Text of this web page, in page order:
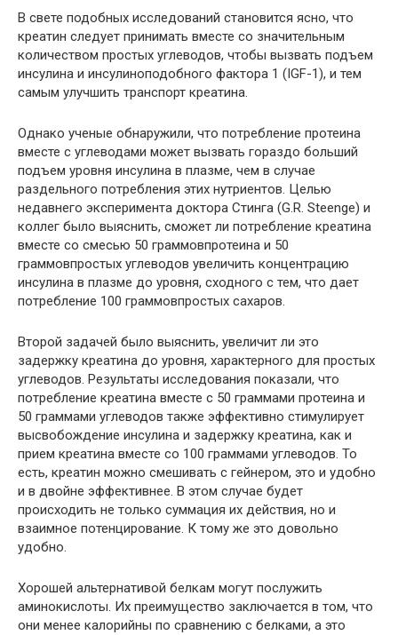
В свете подобных исследований становится ясно, что
креатин следует принимать вместе со значительным
количеством простых углеводов, чтобы вызвать подъем
инсулина и инсулиноподобного фактора 1 (IGF-1), и тем
самым улучшить транспорт креатина.
Однако ученые обнаружили, что потребление протеина
вместе с углеводами может вызвать гораздо больший
подъем уровня инсулина в плазме, чем в случае
раздельного потребления этих нутриентов. Целью
недавнего эксперимента доктора Стинга (G.R. Steenge) и
коллег было выяснить, сможет ли потребление креатина
вместе со смесью 50 граммовпротеина и 50
граммовпростых углеводов увеличить концентрацию
инсулина в плазме до уровня, сходного с тем, что дает
потребление 100 граммовпростых сахаров.
Второй задачей было выяснить, увеличит ли это
задержку креатина до уровня, характерного для простых
углеводов. Результаты исследования показали, что
потребление креатина вместе с 50 граммами протеина и
50 граммами углеводов также эффективно стимулирует
высвобождение инсулина и задержку креатина, как и
прием креатина вместе со 100 граммами углеводов. То
есть, креатин можно смешивать с гейнером, это и удобно
и в двойне эффективнее. В этом случае будет
происходить не только суммация их действия, но и
взаимное потенцирование. К тому же это довольно
удобно.
Хорошей альтернативой белкам могут послужить
аминокислоты. Их преимущество заключается в том, что
они менее калорийны по сравнению с белками, а это